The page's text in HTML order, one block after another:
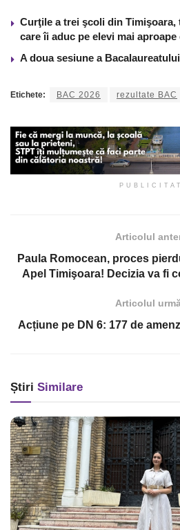
Curţile a trei şcoli din
care îi aduc pe elevi mai aproape
A doua sesiune a
Etichete: BAC 2026 rezultate BAC
Articolul
Paula Romocean, proces
Apel Timişoara! Decizia va fi
Articolul
Acțiune pe DN 6: 177 de
Știri Similare